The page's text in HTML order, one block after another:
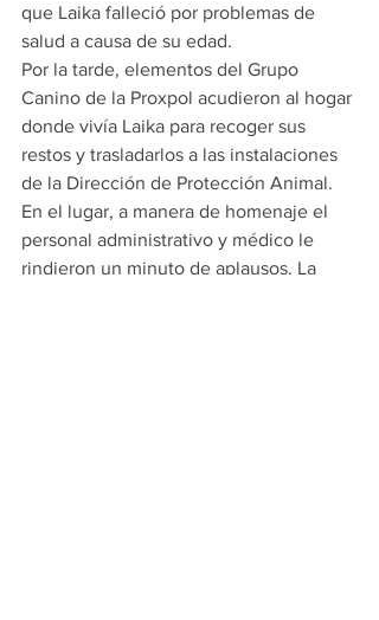
que Laika falleció por problemas de
salud a causa de su edad.
Por la tarde, elementos del Grupo
Canino de la Proxpol acudieron al hogar
donde vivía Laika para recoger sus
restos y trasladarlos a las instalaciones
de la Dirección de Protección Animal.
En el lugar, a manera de homenaje el
personal administrativo y médico le
rindieron un minuto de aplausos. La